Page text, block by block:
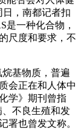
日，南都记者扣
是一种化合物，
尺度和要求，不
基物质，普遍
会正在和人体中
学》期刊曾指
、不良生殖和发
署也曾发文称。